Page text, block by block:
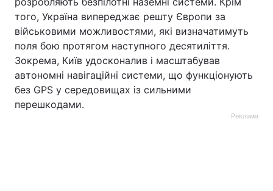
того, Україна випереджає решту Європи за
військовими можливостями, які визначатимуть
поля бою протягом наступного десятиліття.
Зокрема, Київ удосконалив і масштабував
автономні навігаційні системи, що функціонують
без GPS у середовищах із сильними
перешкодами.
Реклама